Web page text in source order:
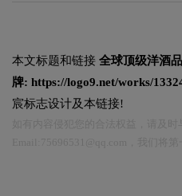
本文标题和链接 全球顶级洋酒
牌: https://logo9.net/works/
宸标志设计及本链接!